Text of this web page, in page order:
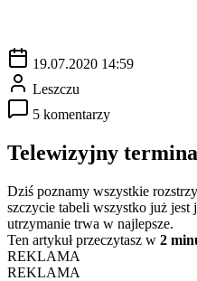
19.07.2020 14:59
Leszczu
5 komentarzy
Telewizyjny
Dziś poznamy wszystkie
szczycie tabeli wszystko już jest
utrzymanie trwa w najlepsze.
Ten artykuł przeczytasz w 2
REKLAMA
REKLAMA